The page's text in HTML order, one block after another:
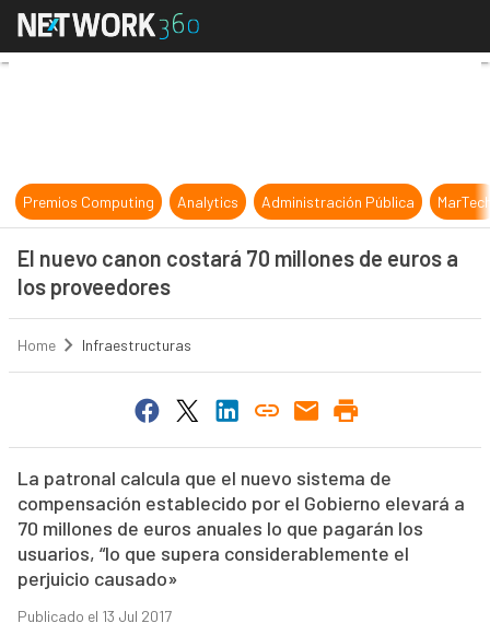
El nuevo canon costará 70
Premios Computing Analytics Administración Pública
El nuevo canon costará 70 millones de euros a
los proveedores
Home Infraestructuras
La patronal calcula que el nuevo sistema de
compensación establecido por el Gobierno elevará a
70 millones de euros anuales lo que pagarán los
usuarios, “lo que supera considerablemente el
perjuicio causado»
Publicado el 13 Jul 2017